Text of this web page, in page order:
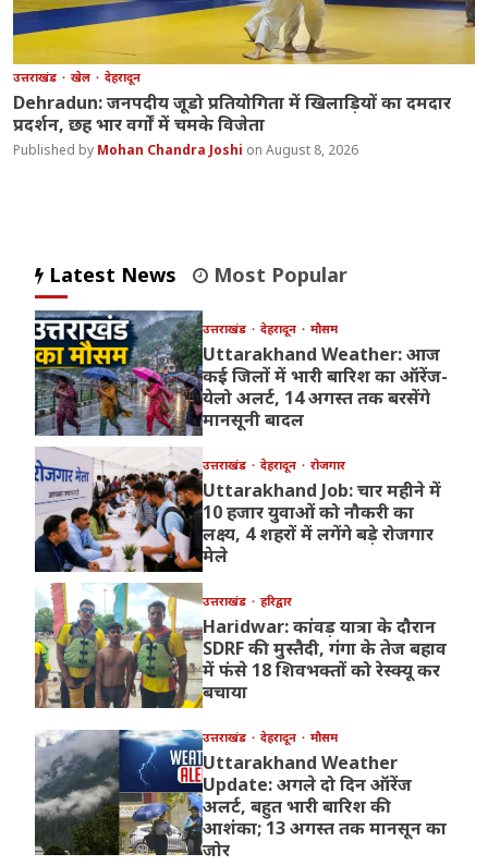
उत्तराखंड खेल देहरादून
Dehradun: जनपदीय जूडो प्रतियोगिता में खिलाड़ियों का दमदार
प्रदर्शन, छह भार वर्गों में चमके विजेता
Mohan Chandra Joshi August 8, 2026
Latest News Most Popular
उत्तराखंड देहरादून मौसम
Uttarakhand Weather: आज
कई जिलों में भारी बारिश का ऑरेंज-
येलो अलर्ट, 14 अगस्त तक बरसेंगे
मानसूनी बादल
उत्तराखंड देहरादून रोजगार
Uttarakhand Job: चार महीने में
10 हजार युवाओं को नौकरी का
लक्ष्य, 4 शहरों में लगेंगे बड़े रोजगार
मेले
उत्तराखंड हरिद्वार
Haridwar: कांवड़ यात्रा के दौरान
SDRF की मुस्तैदी, गंगा के तेज बहाव
में फंसे 18 शिवभक्तों को रेस्क्यू कर
बचाया
उत्तराखंड देहरादून मौसम
Uttarakhand Weather
Update: अगले दो दिन ऑरेंज
अलर्ट, बहुत भारी बारिश की
आशंका; 13 अगस्त तक मानसून का
जोर